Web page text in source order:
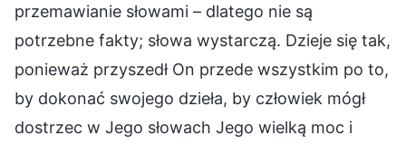
przemawianie słowami – dlatego nie są
potrzebne fakty; słowa wystarczą. Dzieje się tak,
ponieważ przyszedł On przede wszystkim po to,
by dokonać swojego dzieła, by człowiek mógł
dostrzec w Jego słowach Jego wielką moc i